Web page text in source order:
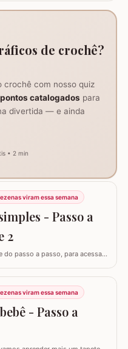
flores e folhas. Se for utilizar
um fio…
de crochê?
crochê com nosso quiz
catalogados para
divertida — e ainda
• 2 min
viram essa semana
- Passo a
2
do passo a passo, para acessar
de materiais é para fazer o
Não autorizo PAP’s e
por direitos autorais. Lei
o…
viram essa semana
- Passo a